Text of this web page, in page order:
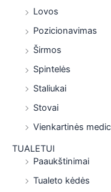
Lovos
Pozicionavimas
Širmos
Spintelės
Staliukai
Stovai
Vienkartinės
TUALETUI
Paaukštinimai
Tualeto kėdės